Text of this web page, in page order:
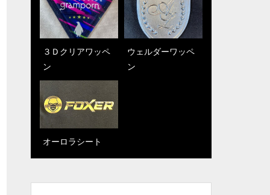
３Ｄクリアワッペ
ン
ウェルダーワッペ
ン
オーロラシート
ビーズ刺繍
江戸時代から続く
伝統技術 『横振
横振り刺繍の作品